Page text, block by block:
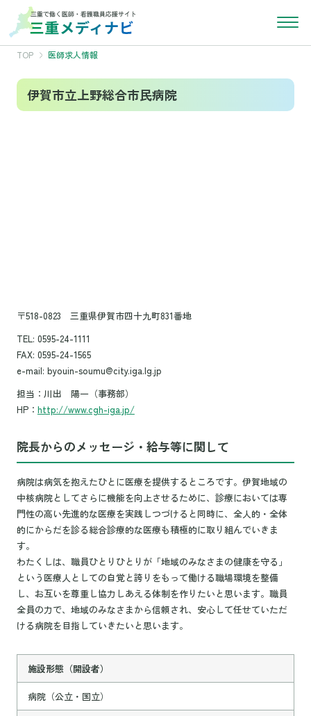
TOP 医師求人情報
伊賀市立上野総合市民病院
〒518-0823 三重県伊賀市四十九町831番地
TEL: 0595-24-1111
FAX: 0595-24-1565
e-mail: byouin-soumu@city.iga.lg.jp
担当：川出 陽一（事務部）
HP： http://www.cgh-iga.jp/
院長からのメッセージ・給与等に関して
病院は病気を抱えたひとに医療を提供するところです。伊賀地域の
中核病院としてさらに機能を向上させるために、診療においては専
門性の高い先進的な医療を実践しつづけると同時に、全人的・全体
的にからだを診る総合診療的な医療も積極的に取り組んでいきま
す。
わたくしは、職員ひとりひとりが「地域のみなさまの健康を守る」
という医療人としての自覚と誇りをもって働ける職場環境を整備
し、お互いを尊重し協力しあえる体制を作りたいと思います。職員
全員の力で、地域のみなさまから信頼され、安心して任せていただ
ける病院を目指していきたいと思います。
施設形態（開設者）
病院（公立・国立）